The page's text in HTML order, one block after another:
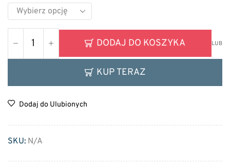
DODAJ DO KOSZYKA LUB
KUP TERAZ
Dodaj do Ulubionych
SKU: N/A